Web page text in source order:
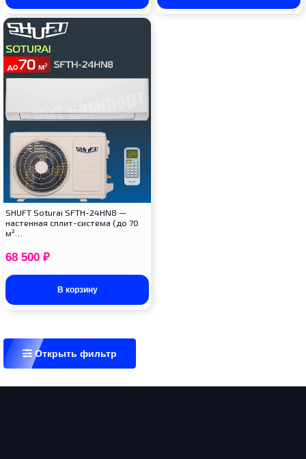
SHUFT Soturai SFTH-24HN8 —
настенная сплит-система (до 70
м²…
68 500 ₽
В корзину
Открыть фильтр